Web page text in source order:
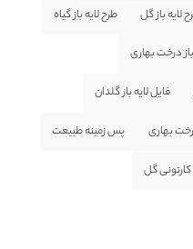
لایه باز گل طرح لایه باز گیاه
درخت بهاری
فایل لایه باز گلدان
بهاری پس زمینه طبیعت
گل